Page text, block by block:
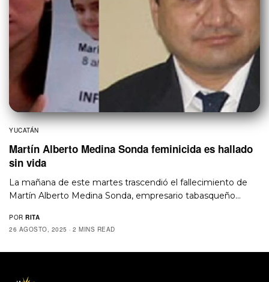
YUCATÁN
Martín Alberto Medina Sonda feminicida es hallado
sin vida
La mañana de este martes trascendió el fallecimiento de
Martín Alberto Medina Sonda, empresario tabasqueño…
POR RITA
26 AGOSTO, 2025
2 MINS READ